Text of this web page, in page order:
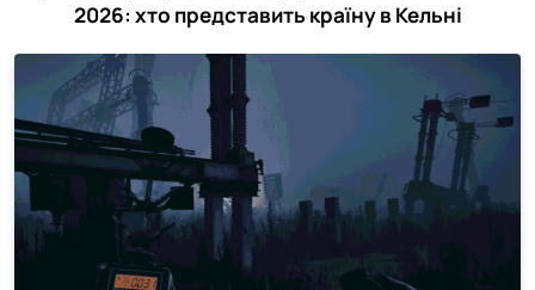
2026: хто представить країну в Кельні